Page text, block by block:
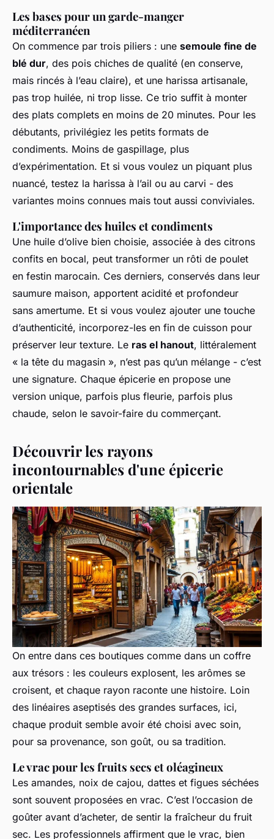
Les bases pour un garde-manger
méditerranéen
On commence par trois piliers : une semoule fine de
blé dur, des pois chiches de qualité (en conserve,
mais rincés à l’eau claire), et une harissa artisanale,
pas trop huilée, ni trop lisse. Ce trio suffit à monter
des plats complets en moins de 20 minutes. Pour les
débutants, privilégiez les petits formats de
condiments. Moins de gaspillage, plus
d’expérimentation. Et si vous voulez un piquant plus
nuancé, testez la harissa à l’ail ou au carvi - des
variantes moins connues mais tout aussi conviviales.
L'importance des huiles et condiments
Une huile d’olive bien choisie, associée à des citrons
confits en bocal, peut transformer un rôti de poulet
en festin marocain. Ces derniers, conservés dans leur
saumure maison, apportent acidité et profondeur
sans amertume. Et si vous voulez ajouter une touche
d’authenticité, incorporez-les en fin de cuisson pour
préserver leur texture. Le ras el hanout, littéralement
« la tête du magasin », n’est pas qu’un mélange - c’est
une signature. Chaque épicerie en propose une
version unique, parfois plus fleurie, parfois plus
chaude, selon le savoir-faire du commerçant.
Découvrir les rayons
incontournables d'une épicerie
orientale
On entre dans ces boutiques comme dans un coffre
aux trésors : les couleurs explosent, les arômes se
croisent, et chaque rayon raconte une histoire. Loin
des linéaires aseptisés des grandes surfaces, ici,
chaque produit semble avoir été choisi avec soin,
pour sa provenance, son goût, ou sa tradition.
Le vrac pour les fruits secs et oléagineux
Les amandes, noix de cajou, dattes et figues séchées
sont souvent proposées en vrac. C’est l’occasion de
goûter avant d’acheter, de sentir la fraîcheur du fruit
sec. Les professionnels affirment que le vrac, bien